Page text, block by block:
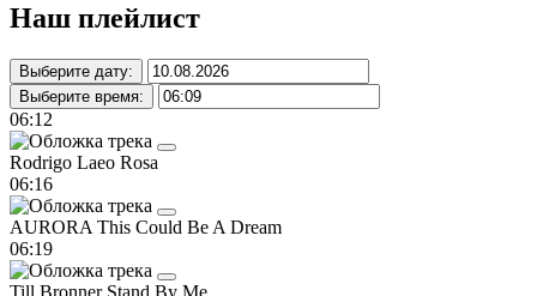
Наш плейлист
Выберите дату:
Выберите время:
06:12
Rodrigo Laeo Rosa
06:16
AURORA This Could Be A Dream
06:19
Till Bronner Stand By Me